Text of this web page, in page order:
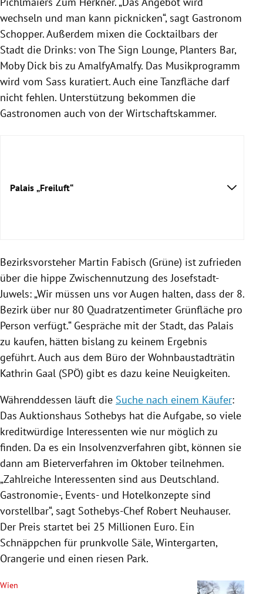
wechseln und man kann picknicken“, sagt Gastronom
Schopper. Außerdem mixen die Cocktailbars der
Stadt die Drinks: von The Sign Lounge, Planters Bar,
Moby Dick bis zu AmalfyAmalfy. Das Musikprogramm
wird vom Sass kuratiert. Auch eine Tanzfläche darf
nicht fehlen. Unterstützung bekommen die
Gastronomen auch von der Wirtschaftskammer.
Palais „Freiluft“
Bezirksvorsteher Martin Fabisch (Grüne) ist zufrieden
über die hippe Zwischennutzung des Josefstadt-
Juwels: „Wir müssen uns vor Augen halten, dass der 8.
Bezirk über nur 80 Quadratzentimeter Grünfläche pro
Person verfügt.“ Gespräche mit der Stadt, das Palais
zu kaufen, hätten bislang zu keinem Ergebnis
geführt. Auch aus dem Büro der Wohnbaustadträtin
Kathrin Gaal (SPÖ) gibt es dazu keine Neuigkeiten.
Währenddessen läuft die Suche nach einem Käufer:
Das Auktionshaus Sothebys hat die Aufgabe, so viele
kreditwürdige Interessenten wie nur möglich zu
finden. Da es ein Insolvenzverfahren gibt, können sie
dann am Bieterverfahren im Oktober teilnehmen.
„Zahlreiche Interessenten sind aus Deutschland.
Gastronomie-, Events- und Hotelkonzepte sind
vorstellbar“, sagt Sothebys-Chef Robert Neuhauser.
Der Preis startet bei 25 Millionen Euro. Ein
Schnäppchen für prunkvolle Säle, Wintergarten,
Orangerie und einen riesen Park.
Wien